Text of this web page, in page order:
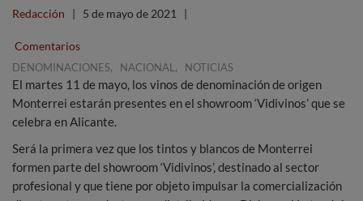
Redacción | 5 de mayo de 2021 |
Comentarios
DENOMINACIONES, NACIONAL , NOTICIAS
El martes 11 de mayo, los vinos de denominación de origen
Monterrei estarán presentes en el showroom ‘Vidivinos’ que se
celebra en Alicante.
Será la primera vez que los tintos y blancos de Monterrei
formen parte del showroom ‘Vidivinos’, destinado al sector
profesional y que tiene por objeto impulsar la comercialización